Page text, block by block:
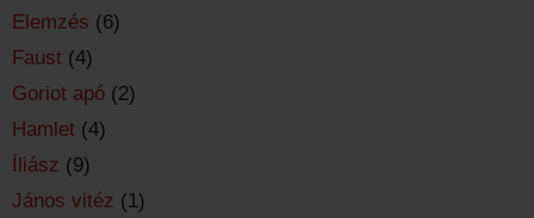
Elemzés (6)
Faust (4)
Goriot apó (2)
Hamlet (4)
Íliász (9)
János vitéz (1)